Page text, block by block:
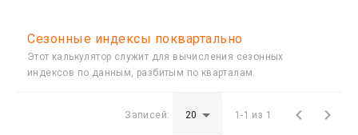
Сезонные индексы поквартально
Этот калькулятор служит для вычисления сезонных
индексов по данным, разбитым по кварталам.
Записей: 1-1 из 1  